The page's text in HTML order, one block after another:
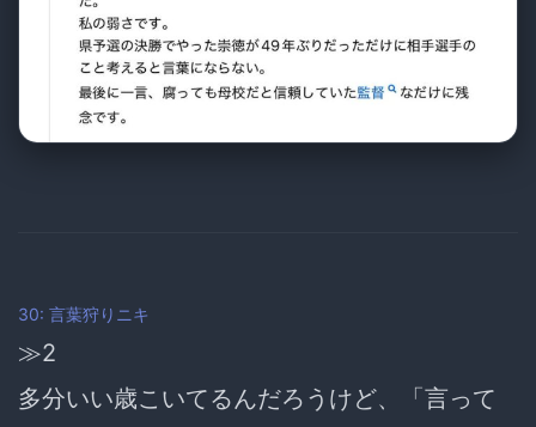
30: 言葉狩りニキ
≫2
多分いい歳こいてるんだろうけど、「言って